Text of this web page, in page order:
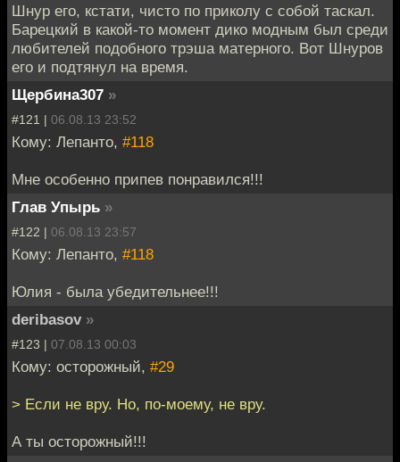
Шнур его, кстати, чисто по приколу с собой таскал.
Барецкий в какой-то момент дико модным был среди
любителей подобного трэша матерного. Вот Шнуров
его и подтянул на время.
Щербина307 »
#121 | 06.08.13 23:52
Кому: Лепанто, #118
Мне особенно припев понравился!!!
Глав Упырь »
#122 | 06.08.13 23:57
Кому: Лепанто, #118
Юлия - была убедительнее!!!
deribasov »
#123 | 07.08.13 00:03
Кому: осторожный, #29
> Если не вру. Но, по-моему, не вру.
А ты осторожный!!!